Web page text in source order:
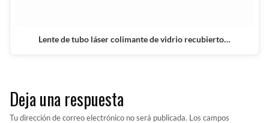
Lente de tubo láser colimante de vidrio recubierto…
Deja una respuesta
Tu dirección de correo electrónico no será publicada. Los campos